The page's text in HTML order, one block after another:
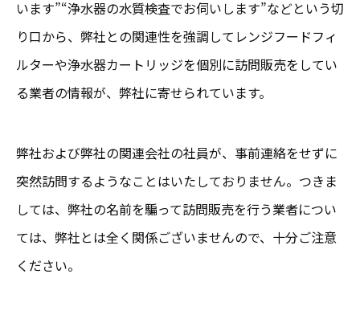
います”“浄水器の水質検査でお伺いします”などという切
り口から、弊社との関連性を強調してレンジフードフィ
ルターや浄水器カートリッジを個別に訪問販売をしてい
る業者の情報が、弊社に寄せられています。
弊社および弊社の関連会社の社員が、事前連絡をせずに
突然訪問するようなことはいたしておりません。つきま
しては、弊社の名前を騙って訪問販売を行う業者につい
ては、弊社とは全く関係ございませんので、十分ご注意
ください。